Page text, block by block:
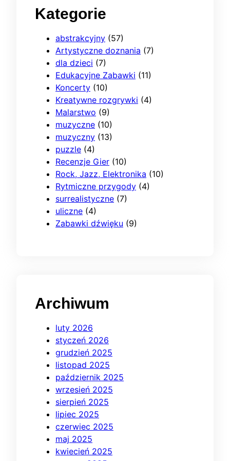
Kategorie
abstrakcyjny (57)
Artystyczne doznania (7)
dla dzieci (7)
Edukacyjne Zabawki (11)
Koncerty (10)
Kreatywne rozgrywki (4)
Malarstwo (9)
muzyczne (10)
muzyczny (13)
puzzle (4)
Recenzje Gier (10)
Rock, Jazz, Elektronika (10)
Rytmiczne przygody (4)
surrealistyczne (7)
uliczne (4)
Zabawki dźwięku (9)
Archiwum
luty 2026
styczeń 2026
grudzień 2025
listopad 2025
październik 2025
wrzesień 2025
sierpień 2025
lipiec 2025
czerwiec 2025
maj 2025
kwiecień 2025